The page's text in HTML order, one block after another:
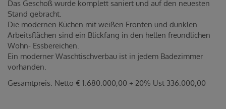
Das Geschoß wurde komplett saniert und auf den neuesten
Stand gebracht.
Die modernen Küchen mit weißen Fronten und dunklen
Arbeitsflächen sind ein Blickfang in den hellen freundlichen
Wohn- Essbereichen.
Ein moderner Waschtischverbau ist in jedem Badezimmer
vorhanden.
Gesamtpreis: Netto € 1.680.000,00 + 20% Ust 336.000,00